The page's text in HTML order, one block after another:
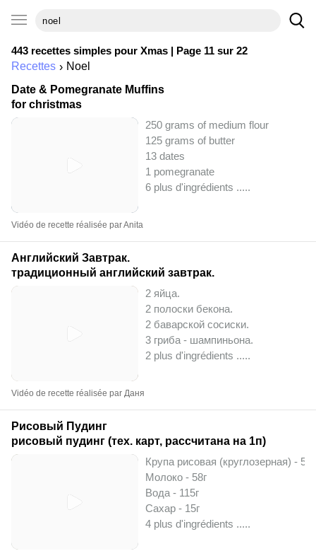
443 recettes simples pour Xmas | Page 11 sur 22
Recettes
Noel
Date & Pomegranate Muffins
for christmas
250 grams of medium flour
125 grams of butter
13 dates
1 pomegranate
6 plus d'ingrédients .....
Vidéo de recette réalisée par Anita
Английский Завтрак.
традиционный английский завтрак.
2 яйца.
2 полоски бекона.
2 баварской сосиски.
3 гриба - шампиньона.
2 plus d'ingrédients .....
Vidéo de recette réalisée par Даня
Рисовый Пудинг
рисовый пудинг (тех. карт, рассчитана на 1п)
Крупа рисовая (круглозерная) - 50г
Молоко - 58г
Вода - 115г
Сахар - 15г
4 plus d'ingrédients .....